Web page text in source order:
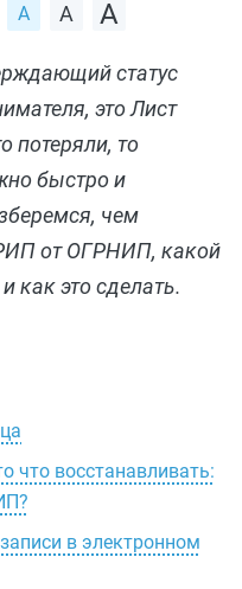
статус
это Лист
потеряли, то
быстро и
чем
от ОГРНИП, какой
как это сделать.
что восстанавливать:
в электронном